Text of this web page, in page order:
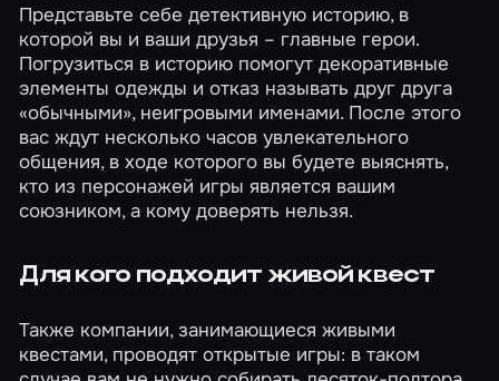
Представьте себе детективную историю, в
которой вы и ваши друзья – главные герои.
Погрузиться в историю помогут декоративные
элементы одежды и отказ называть друг друга
«обычными», неигровыми именами. После этого
вас ждут несколько часов увлекательного
общения, в ходе которого вы будете выяснять,
кто из персонажей игры является вашим
союзником, а кому доверять нельзя.
Для кого подходит живой квест
Также компании, занимающиеся живыми
квестами, проводят открытые игры: в таком